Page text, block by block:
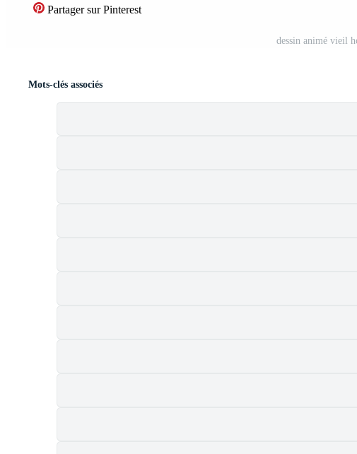
Partager sur Pinterest
dessin animé vieil
Mots-clés associés